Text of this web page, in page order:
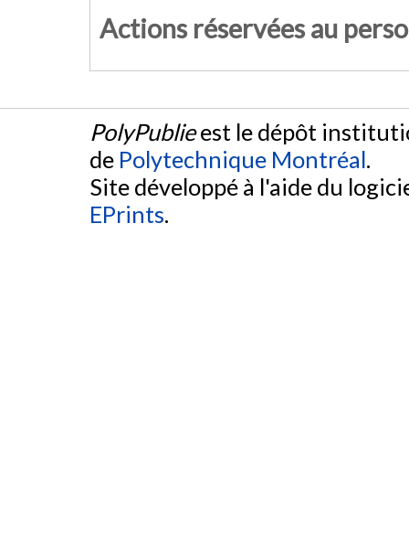
Actions réservées au
PolyPublieest le dépôt
de Polytechnique Montréal.
Site développé à l'aide du
EPrints.